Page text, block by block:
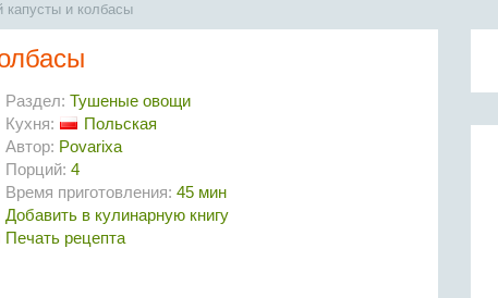
капусты и колбасы
Раздел: Тушеные овощи
Кухня:
Польская
Автор: Povarixa
Порций: 4
Время приготовления: 45 мин
Добавить в кулинарную книгу
Печать рецепта